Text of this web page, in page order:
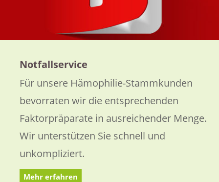
Notfallservice
Für unsere Hämophilie-Stammkunden
bevorraten wir die entsprechenden
Faktorpräparate in ausreichender Menge.
Wir unterstützen Sie schnell und
unkompliziert.
Mehr erfahren